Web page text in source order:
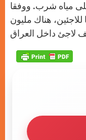
مياه شرب. ووفقا
للاجئين، هناك مليون
لاجئ داخل العراق